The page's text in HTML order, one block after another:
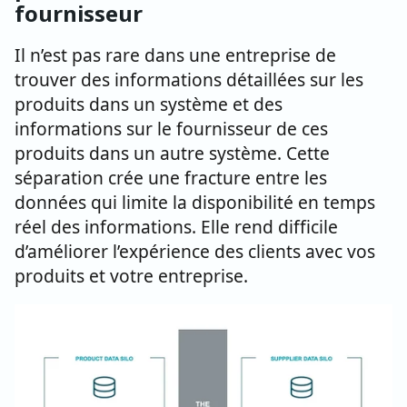
fournisseur
Il n’est pas rare dans une entreprise de
trouver des informations détaillées sur les
produits dans un système et des
informations sur le fournisseur de ces
produits dans un autre système. Cette
séparation crée une fracture entre les
données qui limite la disponibilité en temps
réel des informations. Elle rend difficile
d’améliorer l’expérience des clients avec vos
produits et votre entreprise.